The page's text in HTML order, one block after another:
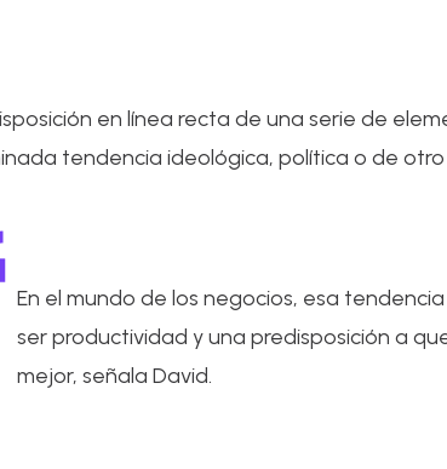
en línea recta de una serie de
tendencia ideológica, política o de
En el mundo de los negocios, esa
ser productividad y una predisposición a
mejor, señala David.